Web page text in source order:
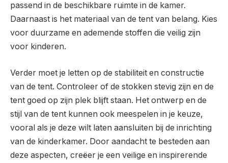
passend in de beschikbare ruimte in de kamer.
Daarnaast is het materiaal van de tent van belang. Kies
voor duurzame en ademende stoffen die veilig zijn
voor kinderen.
Verder moet je letten op de stabiliteit en constructie
van de tent. Controleer of de stokken stevig zijn en de
tent goed op zijn plek blijft staan. Het ontwerp en de
stijl van de tent kunnen ook meespelen in je keuze,
vooral als je deze wilt laten aansluiten bij de inrichting
van de kinderkamer. Door aandacht te besteden aan
deze aspecten, creëer je een veilige en inspirerende